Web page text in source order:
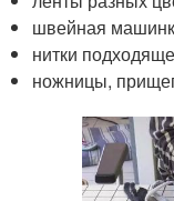
швейная
нитки
ножницы,